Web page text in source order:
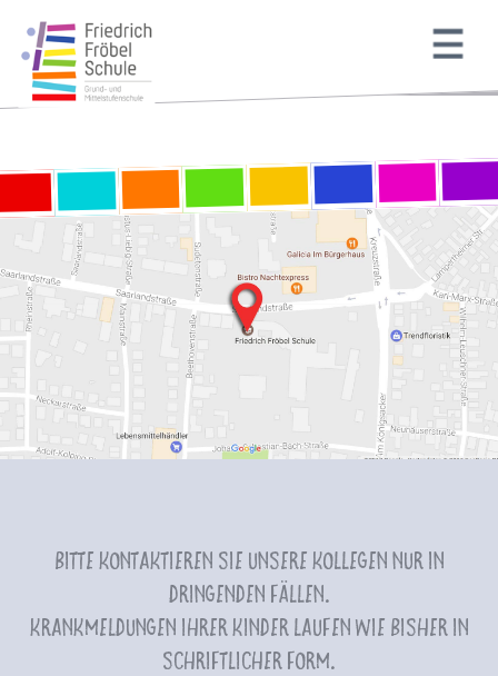
Bitte kontaktieren Sie unsere Kollegen nur in
dringenden Fällen.
Krankmeldungen Ihrer Kinder laufen wie bisher in
schriftlicher Form.